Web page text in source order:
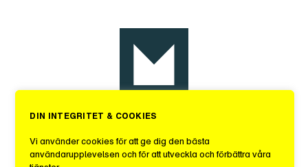
DIN INTEGRITET & COOKIES
Vi använder cookies för att ge dig den bästa
användarupplevelsen och för att utveckla och förbättra våra
Sveriges Mediebyråer